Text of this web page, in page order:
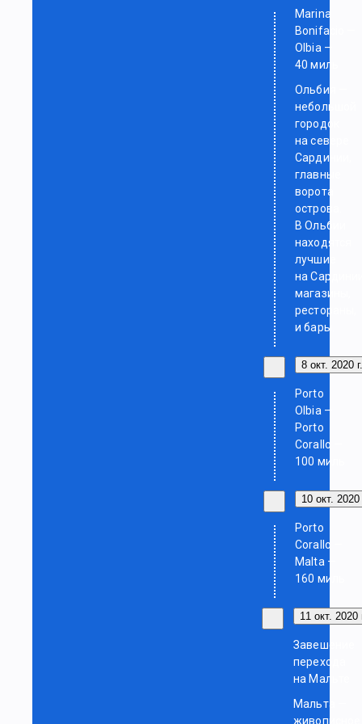
Marina
Bonifacio —
Olbia —
40 миль
Ольбия —
небольшой
городок
на севере
Сардинии,
главные
ворота
острова.
В Ольбии
находятся
лучшие
на
магазины,
рестораны,
и бары.
8 окт. 2020 г.
Porto
Olbia —
Porto
Corallo —
100 миль
10 окт. 2020
Porto
Corallo —
Malta —
160 миль
11 окт. 2020
Завешение
перехода
на Мальте
Мальта —
живописное